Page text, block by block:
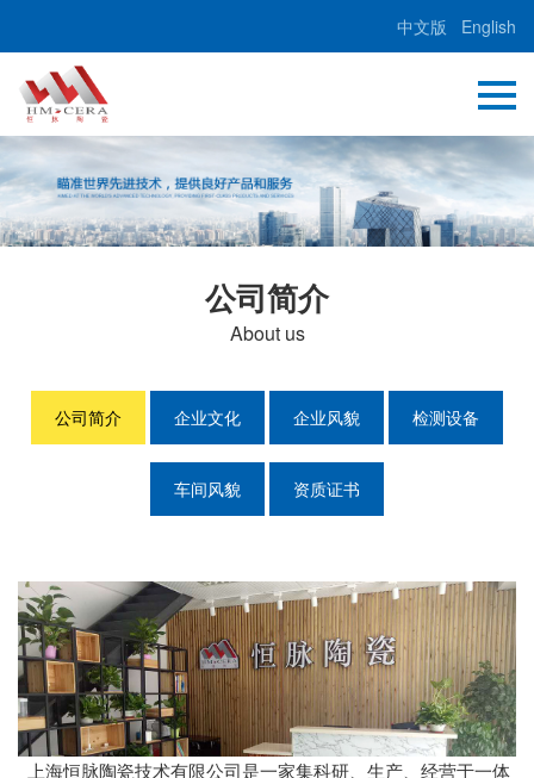
中文版 English
公司简介
About us
公司简介 企业文化 企业风貌 检测设备
车间风貌 资质证书
上海恒脉陶瓷技术有限公司是一家集科研、生产、经营于一体